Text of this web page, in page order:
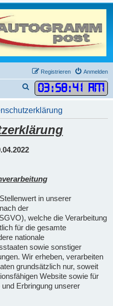
Anmelden
Registrieren
03:58:42 AM
u
c
e
in unserer
der
welche die Verarbeitung
für die gesamte
nationale
sowie sonstiger
Wir erheben, verarbeiten
grundsätzlich nur, soweit
Website sowie für
Erbringung unserer